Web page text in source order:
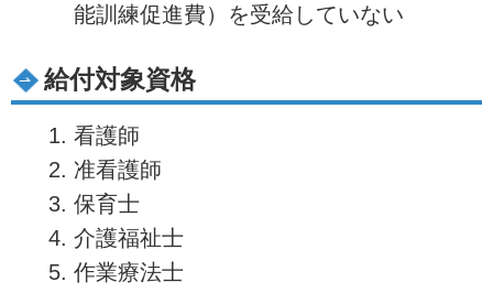
能訓練促進費）を受給していない
給付対象資格
看護師
准看護師
保育士
介護福祉士
作業療法士